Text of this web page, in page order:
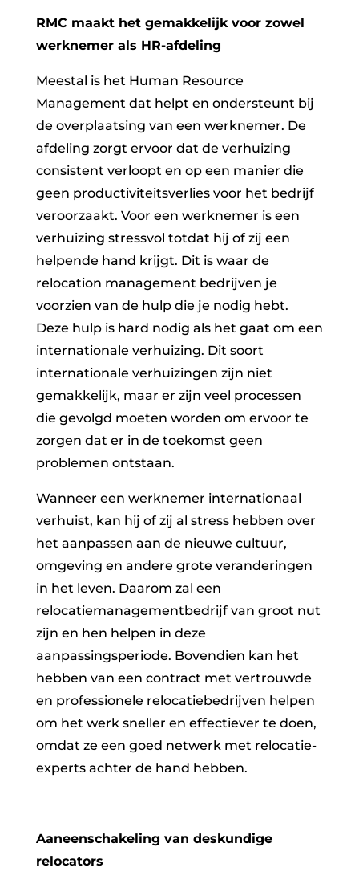
RMC maakt het gemakkelijk voor zowel
werknemer als HR-afdeling
Meestal is het Human Resource
Management dat helpt en ondersteunt bij
de overplaatsing van een werknemer. De
afdeling zorgt ervoor dat de verhuizing
consistent verloopt en op een manier die
geen productiviteitsverlies voor het bedrijf
veroorzaakt. Voor een werknemer is een
verhuizing stressvol totdat hij of zij een
helpende hand krijgt. Dit is waar de
relocation management bedrijven je
voorzien van de hulp die je nodig hebt.
Deze hulp is hard nodig als het gaat om een
internationale verhuizing. Dit soort
internationale verhuizingen zijn niet
gemakkelijk, maar er zijn veel processen
die gevolgd moeten worden om ervoor te
zorgen dat er in de toekomst geen
problemen ontstaan.
Wanneer een werknemer internationaal
verhuist, kan hij of zij al stress hebben over
het aanpassen aan de nieuwe cultuur,
omgeving en andere grote veranderingen
in het leven. Daarom zal een
relocatiemanagementbedrijf van groot nut
zijn en hen helpen in deze
aanpassingsperiode. Bovendien kan het
hebben van een contract met vertrouwde
en professionele relocatiebedrijven helpen
om het werk sneller en effectiever te doen,
omdat ze een goed netwerk met relocatie-
experts achter de hand hebben.
Aaneenschakeling van deskundige
relocators